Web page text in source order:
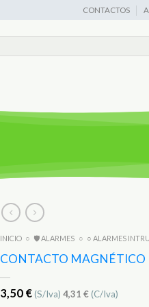
CONTACTOS
INICIO ○ 🛡️ ALARMES ○ ○ ALARMES
CONTACTO MAGNÉTICO
3,50 € (S/Iva) 4,31 € (C/Iva)